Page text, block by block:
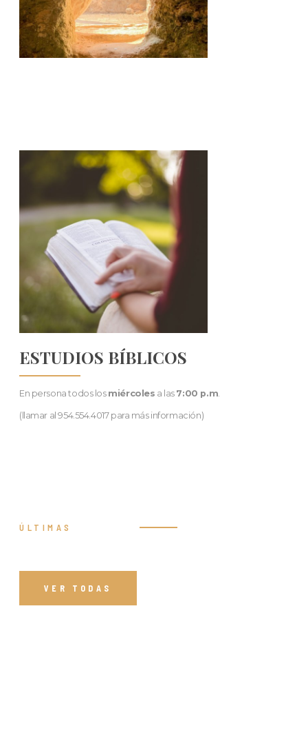
ESTUDIOS BÍBLICOS
En persona todos los miércoles a las 7:00 p.m.
(llamar al 954.554.4017 para más información)
ÚLTIMAS
VER TODAS